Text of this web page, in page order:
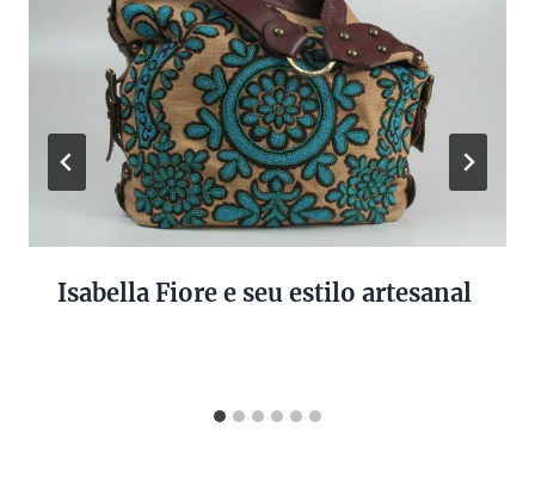
Isabella Fiore e seu estilo artesanal